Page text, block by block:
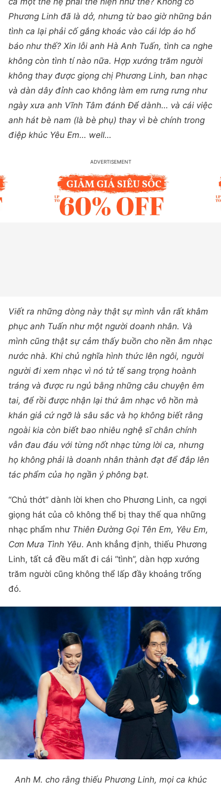
Phương Linh đã là dở, nhưng từ bao giờ những bản
tình ca lại phải cố gắng khoác vào cái lớp áo hổ
báo như thế? Xin lỗi anh Hà Anh Tuấn, tình ca nghe
không còn tình tí nào nữa. Hợp xướng trăm người
không thay được giọng chị Phương Linh, ban nhạc
và dàn dây đỉnh cao không làm em rưng rưng như
ngày xưa anh Vĩnh Tâm đánh Để dành… và cái việc
anh hát bè nam (là bè phụ) thay vì bè chính trong
điệp khúc Yêu Em… well…
Viết ra những dòng này thật sự mình vẫn rất khâm
phục anh Tuấn như một người doanh nhân. Và
mình cũng thật sự cảm thấy buồn cho nền âm nhạc
nước nhà. Khi chủ nghĩa hình thức lên ngôi, người
người đi xem nhạc vì nó tử tế sang trọng hoành
tráng và được ru ngủ bằng những câu chuyện êm
tai, để rồi được nhận lại thứ âm nhạc vô hồn mà
khán giả cứ ngỡ là sâu sắc và họ không biết rằng
ngoài kia còn biết bao nhiêu nghệ sĩ chân chính
vẫn đau đáu với từng nốt nhạc từng lời ca, nhưng
họ không phải là doanh nhân thành đạt để đắp lên
tác phẩm của họ ngần ý phông bạt.
“Chủ thớt” dành lời khen cho Phương Linh, ca ngợi
giọng hát của cô không thể bị thay thế qua những
nhạc phẩm như Thiên Đường Gọi Tên Em, Yêu Em,
Cơn Mưa Tình Yêu. Anh khẳng định, thiếu Phương
Linh, tất cả đều mất đi cái “tình”, dàn hợp xướng
trăm người cũng không thể lấp đầy khoảng trống
đó.
Anh M. cho rằng thiếu Phương Linh, mọi ca khúc